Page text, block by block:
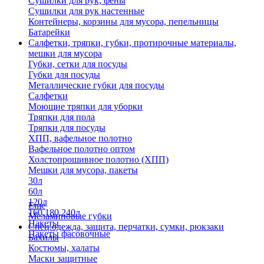
Сушилки для рук настенные
Контейнеры, корзины для мусора, пепельницы
Батарейки
Салфетки, тряпки, губки, протирочные материалы,
мешки для мусора
Губки, сетки для посуды
Губки для посуды
Металлические губки для посуды
Салфетки
Моющие тряпки для уборки
Тряпки для пола
Тряпки для посуды
ХПП, вафельное полотно
Вафельное полотно оптом
Холстопрошивное полотно (ХПП)
Мешки для мусора, пакеты
30л
60л
120л
160,180,240л
Пакеты
Пакеты фасовочные
Еще
Меламиновые губки
Спец.одежда, защита, перчатки, сумки, рюкзаки
Бахилы
Костюмы, халаты
Маски защитные